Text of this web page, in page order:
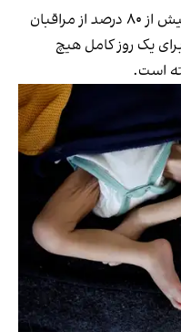
در آسیب‌پذیرترین مناطق سومالی، بیش از ۸۰ درصد از مراقبان
یک روز کامل هیچ
است.